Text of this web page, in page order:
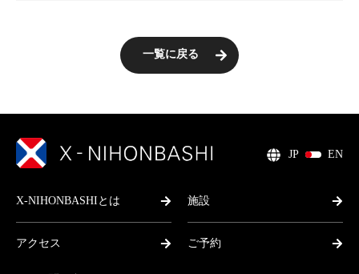
一覧に戻る
JP EN
X-NIHONBASHIとは 施設
アクセス ご予約